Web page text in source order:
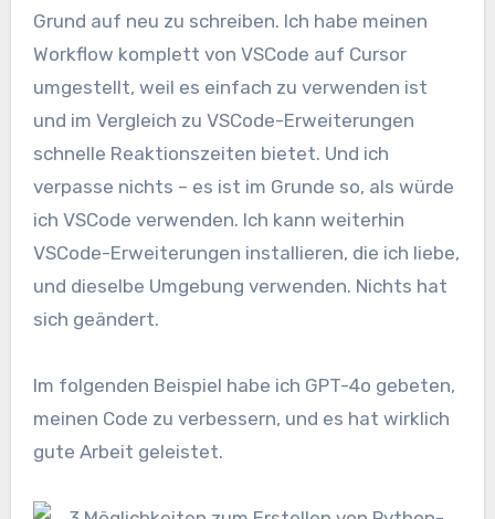
Grund auf neu zu schreiben. Ich habe meinen
Workflow komplett von VSCode auf Cursor
umgestellt, weil es einfach zu verwenden ist
und im Vergleich zu VSCode-Erweiterungen
schnelle Reaktionszeiten bietet. Und ich
verpasse nichts – es ist im Grunde so, als würde
ich VSCode verwenden. Ich kann weiterhin
VSCode-Erweiterungen installieren, die ich liebe,
und dieselbe Umgebung verwenden. Nichts hat
sich geändert.
Im folgenden Beispiel habe ich GPT-4o gebeten,
meinen Code zu verbessern, und es hat wirklich
gute Arbeit geleistet.